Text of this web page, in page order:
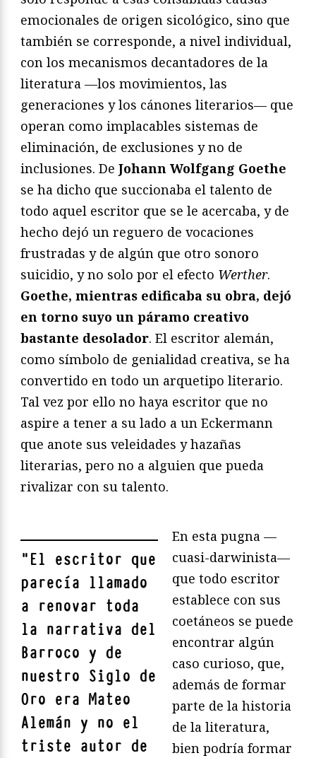
emocionales de origen sicológico, sino que
también se corresponde, a nivel individual,
con los mecanismos decantadores de la
literatura —los movimientos, las
generaciones y los cánones literarios— que
operan como implacables sistemas de
eliminación, de exclusiones y no de
inclusiones. De Johann Wolfgang Goethe
se ha dicho que succionaba el talento de
todo aquel escritor que se le acercaba, y de
hecho dejó un reguero de vocaciones
frustradas y de algún que otro sonoro
suicidio, y no solo por el efecto Werther.
Goethe, mientras edificaba su obra, dejó
en torno suyo un páramo creativo
bastante desolador. El escritor alemán,
como símbolo de genialidad creativa, se ha
convertido en todo un arquetipo literario.
Tal vez por ello no haya escritor que no
aspire a tener a su lado a un Eckermann
que anote sus veleidades y hazañas
literarias, pero no a alguien que pueda
rivalizar con su talento.
"El escritor que
parecía llamado
a renovar toda
la narrativa del
Barroco y de
nuestro Siglo de
Oro era Mateo
Alemán y no el
triste autor de
En esta pugna —
cuasi-darwinista—
que todo escritor
establece con sus
coetáneos se puede
encontrar algún
caso curioso, que,
además de formar
parte de la historia
de la literatura,
bien podría formar